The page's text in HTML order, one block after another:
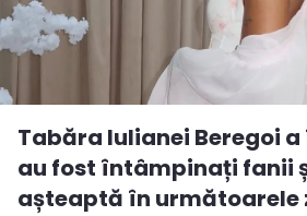
Tabăra Iulianei Beregoi
au fost întâmpinați fanii
așteaptă în următoarele